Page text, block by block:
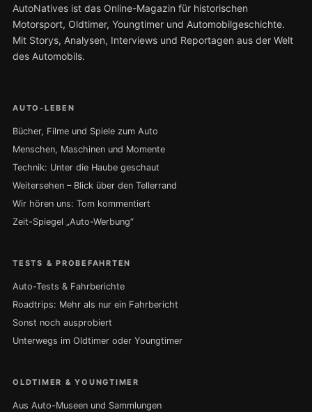
AutoNatives ist das Online-Magazin für historischen
Motorsport, Oldtimer, Youngtimer und Automobilgeschichte.
Mit Storys, Analysen, Interviews und Reportagen aus der Welt
des Automobils.
AUTO-LEBEN
Bücher, Filme und Spiele zum Auto
Menschen, Maschinen und Momente
Technik: Unter die Haube geschaut
Weitersehen – Blick über den Tellerrand
Wir hören uns: Tom kommentiert
Zeit-Spiegel „Auto-Werbung“
TESTS & PROBEFAHRTEN
Auto-Tests & Fahrberichte
Roadtrips: Mehr als nur ein Fahrbericht
Sonst noch ausprobiert
Unterwegs im Oldtimer oder Youngtimer
OLDTIMER & YOUNGTIMER
Aus Auto-Museen und Sammlungen